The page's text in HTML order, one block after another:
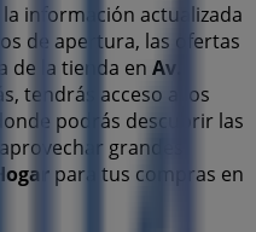
información actualizada
de apertura, las ofertas
de la tienda en Av.
tendrás acceso a los
podrás descubrir las
grandes
Hogar para tus compras en